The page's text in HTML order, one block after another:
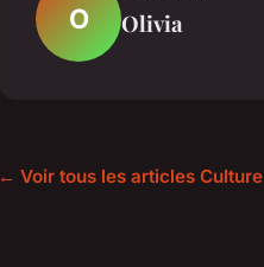
O Olivia
← Voir tous les articles Culture